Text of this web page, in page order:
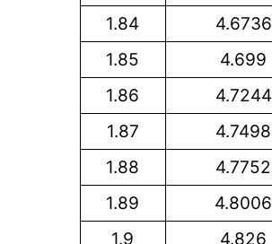
1.84
4.6736
1.85
4.699
1.86
4.7244
1.87
4.7498
1.88
4.7752
1.89
4.8006
1.9
4.826